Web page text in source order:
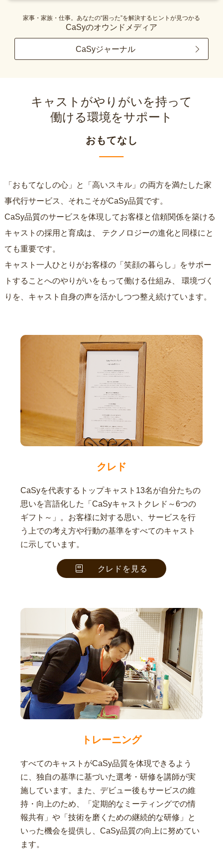
家事・家族・仕事。あなたの“困った”を解決するヒントが見つかる
CaSyのオウンドメディア
CaSyジャーナル
キャストがやりがいを持って
働ける環境をサポート
おもてなし
「おもてなしの心」と「高いスキル」の両方を満たした家
事代行サービス、それこそがCaSy品質です。
CaSy品質のサービスを体現してお客様と信頼関係を築ける
キャストの採用と育成は、
ても重要です。
キャスト一人ひとりがお客様の「笑顔の暮らし」をサポー
トすることへのやりがいをもって働ける仕組み、
りを、キャスト自身の声を活かしつつ整え続けています。
クレド
CaSyを代表するトップキャスト13名が自分たちの
思いを言語化した「CaSyキャストクレド～6つの
ギフト～」。お客様に対する思い、サービスを行
う上での考え方や行動の基準をすべてのキャスト
に示しています。
クレドを見る
トレーニング
すべてのキャストがCaSy品質を体現できるよう
に、独自の基準に基づいた選考・研修を講師が実
施しています。また、デビュー後もサービスの維
持・向上のため、「定期的なミーティングでの情
報共有」や「技術を磨くための継続的な研修」と
いった機会を提供し、CaSy品質の向上に努めてい
ます。